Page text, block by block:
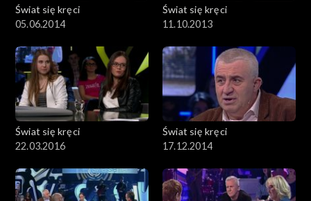
Świat się kręci
05.06.2014
Świat się kręci
11.10.2013
Świat się kręci
22.03.2016
Świat się kręci
17.12.2014